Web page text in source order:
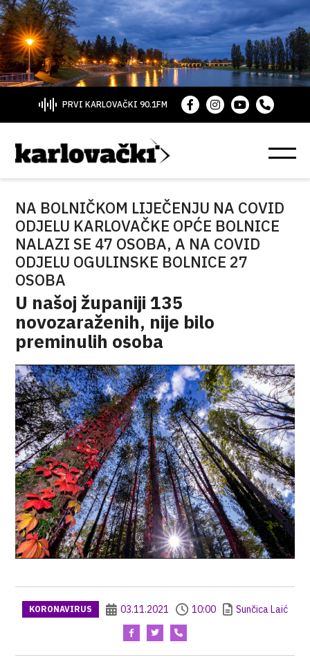
PRVI KARLOVAČKI 90.1FM
NA BOLNIČKOM LIJEČENJU NA COVID
ODJELU KARLOVAČKE OPĆE BOLNICE
NALAZI SE 47 OSOBA, A NA COVID
ODJELU OGULINSKE BOLNICE 27
OSOBA
U našoj županiji 135
novozaraženih, nije bilo
preminulih osoba
KORONAVIRUS 03.11.2021 10:00 Sunčica Laić